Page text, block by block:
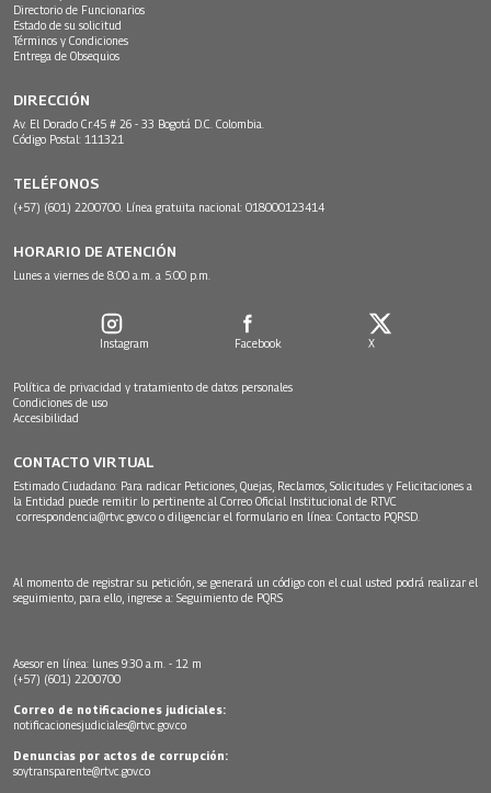
Directorio de Funcionarios
Estado de su solicitud
Términos y Condiciones
Entrega de Obsequios
DIRECCIÓN
Av. El Dorado Cr.45 # 26 - 33 Bogotá D.C. Colombia.
Código Postal: 111321
TELÉFONOS
(+57) (601) 2200700. Línea gratuita nacional: 018000123414
HORARIO DE ATENCIÓN
Lunes a viernes de 8:00 a.m. a 5:00 p.m.
Instagram Facebook X
Política de privacidad y tratamiento de datos personales
Condiciones de uso
Accesibilidad
CONTACTO VIRTUAL
Estimado Ciudadano: Para radicar Peticiones, Quejas, Reclamos, Solicitudes y Felicitaciones a
la Entidad puede remitir lo pertinente al Correo Oficial Institucional de RTVC
correspondencia@rtvc.gov.co o diligenciar el formulario en línea: Contacto PQRSD.
Al momento de registrar su petición, se generará un código con el cual usted podrá realizar el
seguimiento, para ello, ingrese a: Seguimiento de PQRS
Asesor en línea: lunes 9:30 a.m. - 12 m
(+57) (601) 2200700
Correo de notificaciones judiciales:
notificacionesjudiciales@rtvc.gov.co
Denuncias por actos de corrupción:
soytransparente@rtvc.gov.co